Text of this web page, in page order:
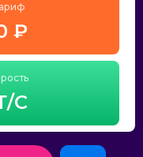
₽
С